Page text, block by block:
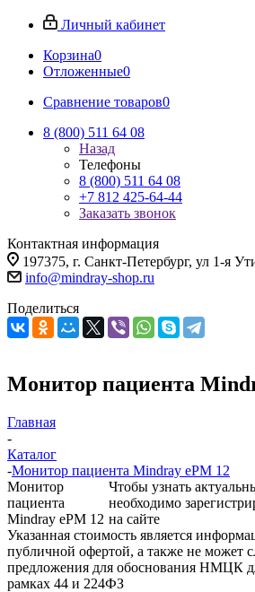
Личный кабинет
Корзина0
Отложенные0
Сравнение товаров0
8 (800) 511 64 08
Назад
Телефоны
8 (800) 511 64 08
+7 812 425-64-44
Заказать звонок
Контактная информация
197375, г. Санкт-Петербург, ул 1-я
info@mindray-shop.ru
Поделиться
Монитор пациента
Главная
-
Каталог
-Монитор пациента Mindray ePM 12
Монитор
пациента
Mindray ePM 12
Чтобы узнать
необходимо
на сайте
Указанная стоимость является
публичной офертой, а также не может
предложения для обоснования НМЦК
рамках 44 и 224ФЗ